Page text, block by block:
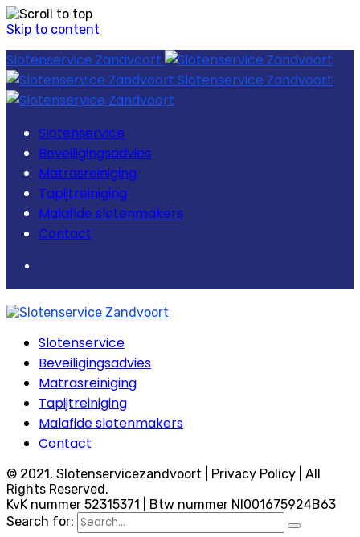
Skip to content
Slotenservice Zandvoort
Slotenservice Zandvoort
Slotenservice
Beveiligingsadvies
Matrasreiniging
Tapijtreiniging
Malafide slotenmakers
Contact
Slotenservice
Beveiligingsadvies
Matrasreiniging
Tapijtreiniging
Malafide slotenmakers
Contact
© 2021, Slotenservicezandvoort | Privacy Policy | All
Rights Reserved.
KvK nummer 52315371 | Btw nummer Nl001675924B63
Search for: